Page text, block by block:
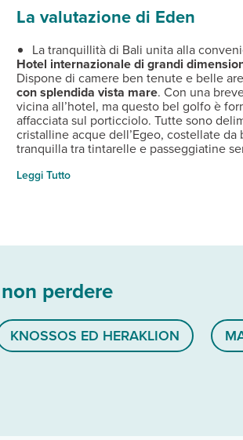
La valutazione di Eden
La tranquillità di Bali unita alla
Hotel internazionale di grandi
Dispone di camere ben tenute e belle
con splendida vista mare. Con una
vicina all’hotel, ma questo bel golfo è
affacciata sul porticciolo. Tutte sono
cristalline acque dell’Egeo, costellate
tranquilla tra tintarelle e passeggiatine
Leggi Tutto
32 km da Rethymnon, 50
a pagamento (teli mare non
aria condizionata, telefono con
di cui 1 principale, 1 presso la piscina e 1 a
mare non disponibili). Parcheggio,
principale
vino locale, birra alla spina e alcuni
in piscina
perdere
KNOSSOS ED HERAKLION